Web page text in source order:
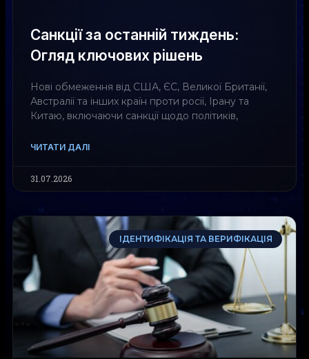
Санкції за останній тиждень:
Огляд ключових рішень
Нові обмеження від США, ЄС, Великої Британії,
Австралії та інших країн проти росії, Ірану та
Китаю, включаючи санкції щодо політиків,
ЧИТАТИ ДАЛІ
31.07.2026
ІДЕНТИФІКАЦІЯ ТА ВЕРИФІКАЦІЯ